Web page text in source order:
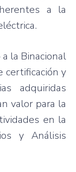
a la
la Binacional
certificación y
adquiridas
valor para la
en la
y Análisis